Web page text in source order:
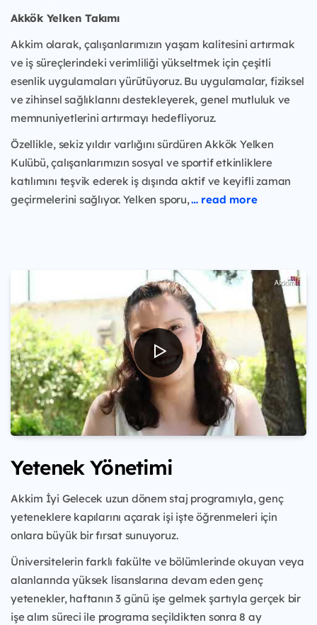
Akkök Yelken Takımı
Akkim olarak, çalışanlarımızın yaşam kalitesini artırmak
ve iş süreçlerindeki verimliliği yükseltmek için çeşitli
esenlik uygulamaları yürütüyoruz. Bu uygulamalar, fiziksel
ve zihinsel sağlıklarını destekleyerek, genel mutluluk ve
memnuniyetlerini artırmayı hedefliyoruz.
Özellikle, sekiz yıldır varlığını sürdüren Akkök Yelken
Kulübü, çalışanlarımızın sosyal ve sportif etkinliklere
katılımını teşvik ederek iş dışında aktif ve keyifli zaman
geçirmelerini sağlıyor. Yelken sporu,… read more
Yetenek Yönetimi
Akkim İyi Gelecek uzun dönem staj programıyla, genç
yeteneklere kapılarını açarak işi işte öğrenmeleri için
onlara büyük bir fırsat sunuyoruz.
Üniversitelerin farklı fakülte ve bölümlerinde okuyan veya
alanlarında yüksek lisanslarına devam eden genç
yetenekler, haftanın 3 günü işe gelmek şartıyla gerçek bir
işe alım süreci ile programa seçildikten sonra 8 ay